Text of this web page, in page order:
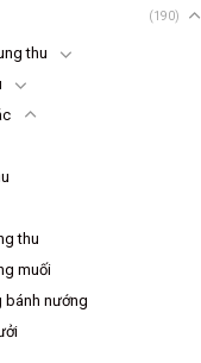
(190)
thu
thu
muối
bánh nướng